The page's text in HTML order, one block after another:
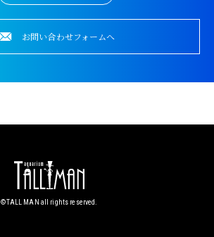
お問い合わせフォームへ
©︎TALL MAN all rights reserved.